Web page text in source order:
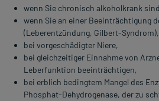
wenn Sie chronisch alkoholkrank
wenn Sie an einer Beeinträchtigung
(Leberentzündung, Gilbert-Syndrom),
bei vorgeschädigter Niere,
bei gleichzeitiger Einnahme von
Leberfunktion beeinträchtigen,
bei erblich bedingtem Mangel des
Phosphat-Dehydrogenase, der zu